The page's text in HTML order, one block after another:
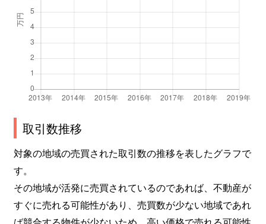
取引数推移
対象の地域の売買された取引数の推移を表したグラフで
す。
その地域が活発に売買されているのであれば、不動産が
すぐに売れる可能性があり、売買数が少ない地域であれ